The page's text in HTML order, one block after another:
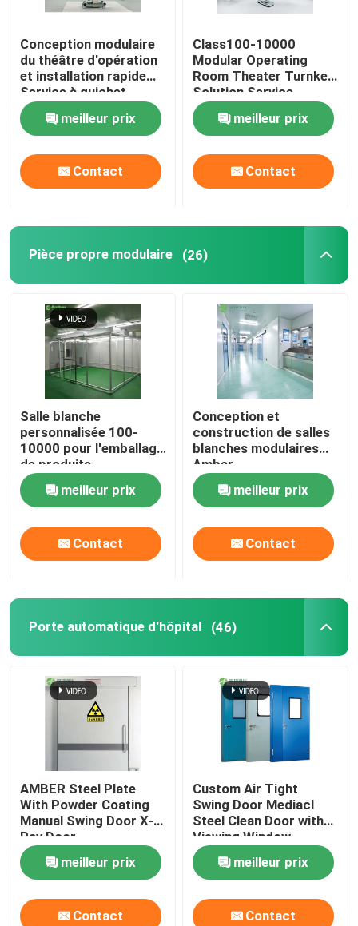
Panneaux "sandwich" de mur
douche d'air d'acier inoxydable
Boîte de passage d'acier inoxydable
Unité de filtre de ventilateur
air manipulant l'unité
Conception modulaire
du théâtre d'opération
et installation rapide
Service à guichet
unique
meilleur prix
Contact
Class100-10000
Modular Operating
Room Theater Turnkey
Solution Service
meilleur prix
Contact
Pièce propre modulaire (26)
Salle blanche
personnalisée 100-
10000 pour l'emballage
de produits
pharmaceutiques
meilleur prix
Contact
Conception et
construction de salles
blanches modulaires
Amber
meilleur prix
Contact
Porte automatique d'hôpital (46)
AMBER Steel Plate
With Powder Coating
Manual Swing Door X-
Ray Door
meilleur prix
Contact
Custom Air Tight
Swing Door Mediacl
Steel Clean Door with
Viewing Window
meilleur prix
Contact